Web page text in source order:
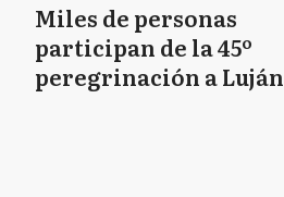
Miles de personas
participan de la 45º
peregrinación a Luján